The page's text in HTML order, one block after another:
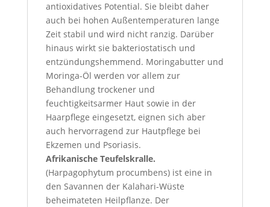
antioxidatives Potential. Sie bleibt daher
auch bei hohen Außentemperaturen lange
Zeit stabil und wird nicht ranzig. Darüber
hinaus wirkt sie bakteriostatisch und
entzündungshemmend. Moringabutter und
Moringa-Öl werden vor allem zur
Behandlung trockener und
feuchtigkeitsarmer Haut sowie in der
Haarpflege eingesetzt, eignen sich aber
auch hervorragend zur Hautpflege bei
Ekzemen und Psoriasis.
Afrikanische Teufelskralle.
(Harpagophytum procumbens) ist eine in
den Savannen der Kalahari-Wüste
beheimateten Heilpflanze. Der